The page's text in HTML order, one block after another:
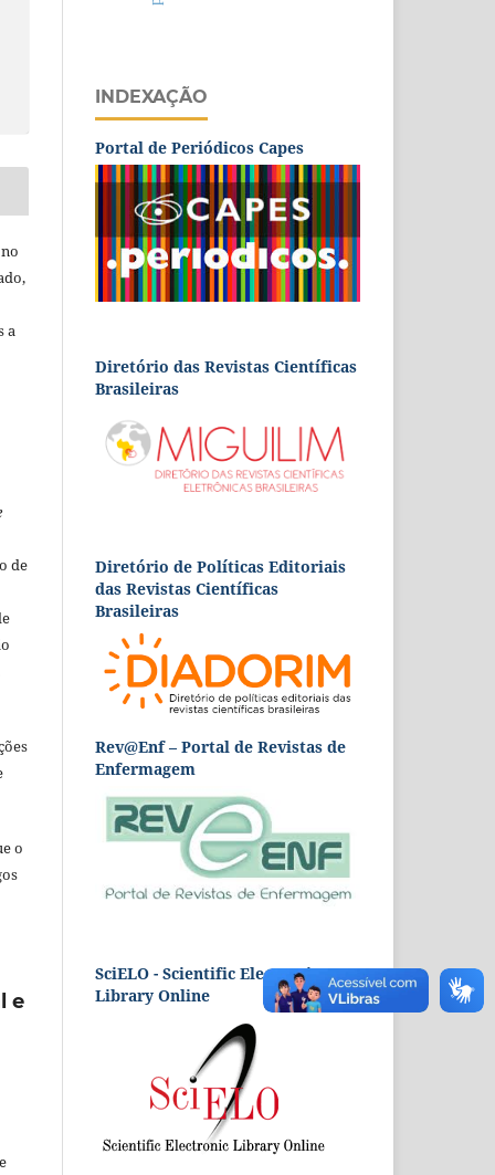
a
de
o
e
INDEXAÇÃO
Portal de Periódicos Capes
Diretório das Revistas Científicas
Brasileiras
Diretório de Políticas Editoriais
das Revistas Científicas
Brasileiras
Rev@Enf – Portal de Revistas de
Enfermagem
SciELO - Scientific Electronic
Library Online